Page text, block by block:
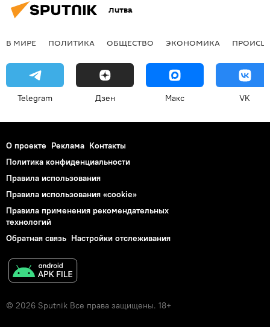
Литва
В МИРЕ ПОЛИТИКА ОБЩЕСТВО ЭКОНОМИКА
Telegram Дзен Макс VK
О проекте Реклама Контакты
Политика конфиденциальности
Правила использования
Правила использования «cookie»
Правила применения рекомендательных
технологий
Обратная связь Настройки отслеживания
© 2026 Sputnik Все права защищены. 18+